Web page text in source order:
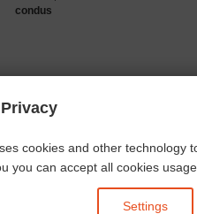
condus
cookies and other technology
you can accept all cookies
Settings